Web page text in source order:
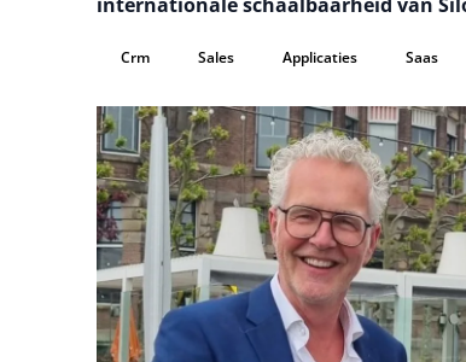
Crm Sales Applicaties Saas